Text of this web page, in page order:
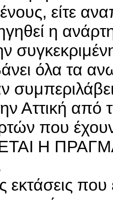
είτε
η
όλα τα
Αττική
που
Η
εκτάσεις